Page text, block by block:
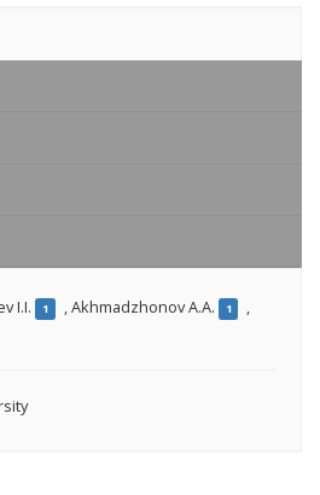
I.I. 1 ,Akhmadzhonov A.A. 1
,